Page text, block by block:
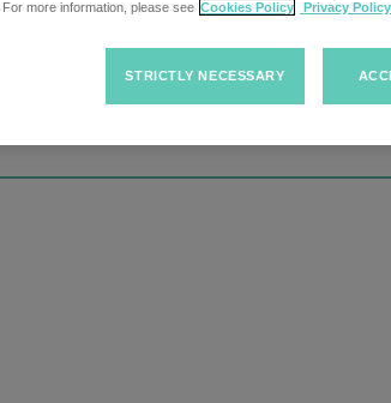
more information, please see Cookies Policy Privacy Policy
STRICTLY NECESSARY